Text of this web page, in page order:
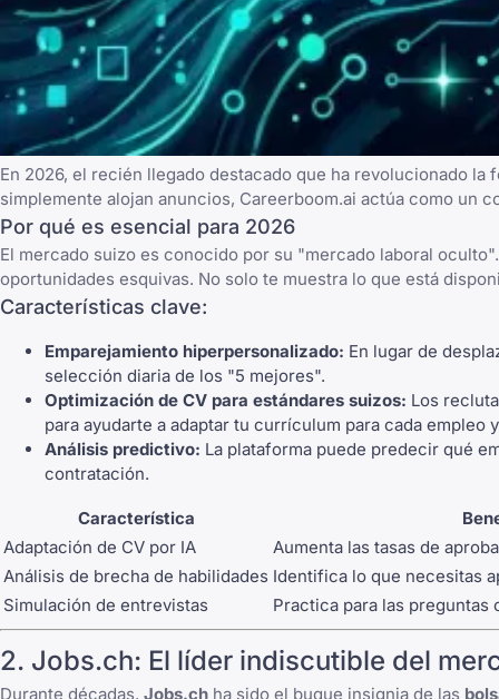
En 2026, el recién llegado destacado que ha revolucionado
simplemente alojan anuncios, Careerboom.ai actúa como un
Por qué es esencial para 2026
El mercado suizo es conocido por su "mercado laboral
oportunidades esquivas. No solo te muestra lo que está
Características clave:
Emparejamiento hiperpersonalizado: En lugar de
selección diaria de los "5 mejores".
Optimización de CV para estándares suizos: Los
para ayudarte a adaptar tu currículum para cada
Análisis predictivo: La plataforma puede predecir qué
contratación.
Característica
Adaptación de CV por IA
Aumenta las tasas de
Análisis de brecha de habilidades Identifica lo que necesitas
Simulación de entrevistas
Practica para las preguntas
2. Jobs.ch: El líder indiscutible del
Durante décadas, Jobs.ch ha sido el buque insignia de las